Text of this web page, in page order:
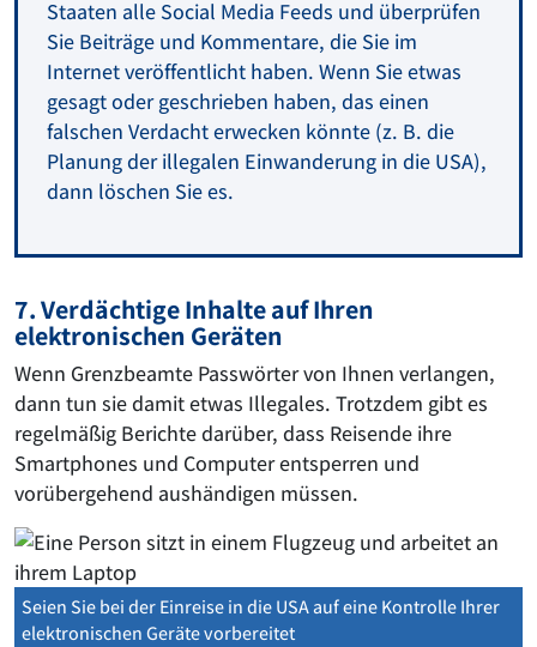
Staaten alle Social Media Feeds und überprüfen
Sie Beiträge und Kommentare, die Sie im
Internet veröffentlicht haben. Wenn Sie etwas
gesagt oder geschrieben haben, das einen
falschen Verdacht erwecken könnte (z. B. die
Planung der illegalen Einwanderung in die USA),
dann löschen Sie es.
7. Verdächtige Inhalte auf Ihren
elektronischen Geräten
Wenn Grenzbeamte Passwörter von Ihnen verlangen,
dann tun sie damit etwas Illegales. Trotzdem gibt es
regelmäßig Berichte darüber, dass Reisende ihre
Smartphones und Computer entsperren und
vorübergehend aushändigen müssen.
Seien Sie bei der Einreise in die USA auf eine Kontrolle Ihrer
elektronischen Geräte vorbereitet